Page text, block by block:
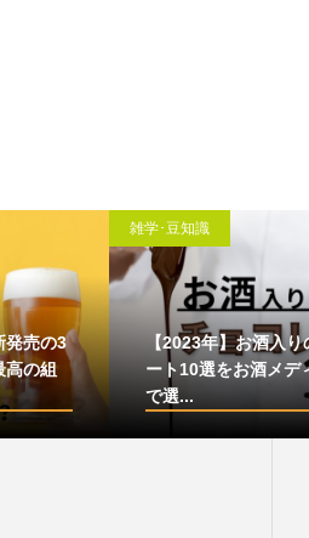
発売の3
高の組
雑学･豆知識
【2023年】お酒入
ート10選をお酒メデ
で選...